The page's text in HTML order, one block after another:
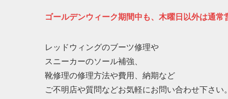
ゴールデンウィーク期間中も、木曜日以外は通常
レッドウィングのブーツ修理や
スニーカーのソール補強、
靴修理の修理方法や費用、納期など
ご不明店や質問などお気軽にお問い合わせ下さい。